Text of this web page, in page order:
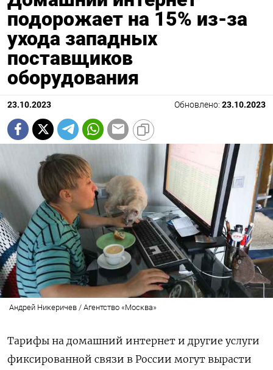
подорожает на 15% из-за
ухода западных
поставщиков
оборудования
23.10.2023 Обновлено: 23.10.2023
Андрей Никеричев / Агентство «Москва»
Тарифы на домашний интернет и другие услуги
фиксированной связи в России могут вырасти